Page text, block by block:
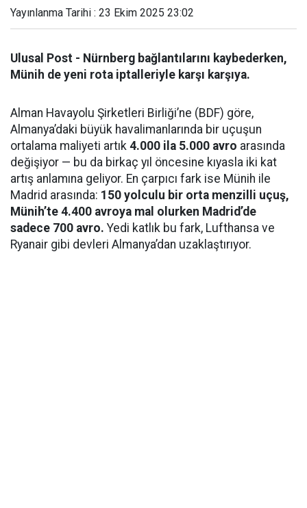
Yayınlanma Tarihi : 23 Ekim 2025 23:02
Ulusal Post - Nürnberg bağlantılarını kaybederken,
Münih de yeni rota iptalleriyle karşı karşıya.
Alman Havayolu Şirketleri Birliği’ne (BDF) göre,
Almanya’daki büyük havalimanlarında bir uçuşun
ortalama maliyeti artık 4.000 ila 5.000 avro arasında
değişiyor — bu da birkaç yıl öncesine kıyasla iki kat
artış anlamına geliyor. En çarpıcı fark ise Münih ile
Madrid arasında: 150 yolculu bir orta menzilli uçuş,
Münih’te 4.400 avroya mal olurken Madrid’de
sadece 700 avro. Yedi katlık bu fark, Lufthansa ve
Ryanair gibi devleri Almanya’dan uzaklaştırıyor.